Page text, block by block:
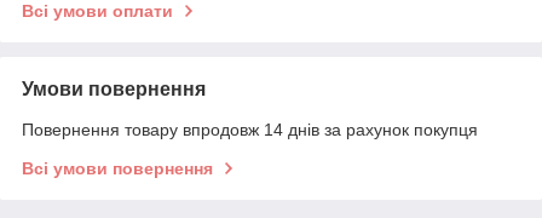
Всі умови оплати
Умови повернення
Повернення товару впродовж 14 днів за рахунок покупця
Всі умови повернення